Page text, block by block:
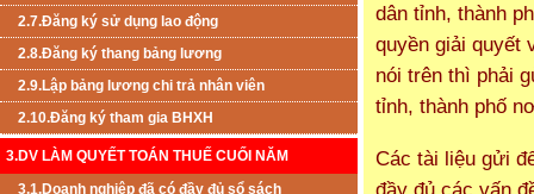
2.7.Đăng ký sử dụng lao động
2.8.Đăng ký thang bảng lương
2.9.Lập bảng lương chi trả nhân viên
2.10.Đăng ký tham gia BHXH
3.DV LÀM QUYẾT TOÁN THUẾ CUỐI NĂM
3.1.Doanh nghiệp đã có đầy đủ sổ sách
dân tỉnh, thành
quyền giải quyết
nói trên thì phải
tỉnh, thành phố
Các tài liệu gửi
đầy đủ các vấn